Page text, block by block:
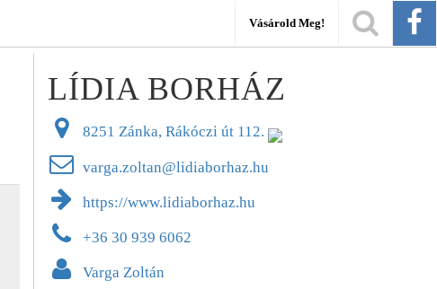
Vásárold Meg!
LÍDIA BORHÁZ
8251 Zánka, Rákóczi út 112.
varga.zoltan@lidiaborhaz.hu
https://www.lidiaborhaz.hu
+36 30 939 6062
Varga Zoltán